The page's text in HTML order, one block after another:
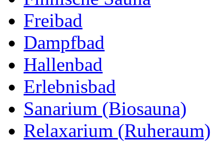
Freibad
Dampfbad
Hallenbad
Erlebnisbad
Sanarium (Biosauna)
Relaxarium (Ruheraum)